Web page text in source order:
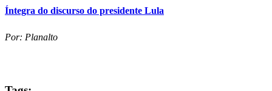
Íntegra do discurso do presidente Lula
Por: Planalto